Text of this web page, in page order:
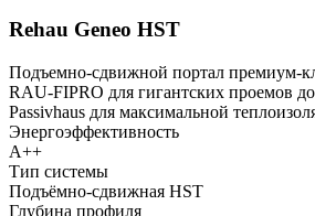
Rehau Geneo HST
Подъемно-сдвижной портал премиум-
RAU-FIPRO для гигантских проемов
Passivhaus для максимальной
Энергоэффективность
A++
Тип системы
Подъёмно-сдвижная HST
Глубина профиля